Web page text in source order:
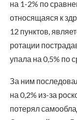
на 1-2% по
относящаяся к
12 пунктов,
ротации
упала на 0,5% по
За ним
на 0,2% из-за
потерял